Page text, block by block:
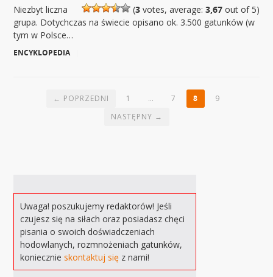
(3votes, average: 3,67out of 5)
Niezbyt liczna
grupa. Dotychczas na świecie opisano ok. 3.500 gatunków (w
tym w Polsce…
ENCYKLOPEDIA
← POPRZEDNI 1 … 7 8
9
NASTĘPNY →
Uwaga! poszukujemy redaktorów! Jeśli
czujesz się na siłach oraz posiadasz chęci
pisania o swoich doświadczeniach
hodowlanych, rozmnożeniach gatunków,
koniecznieskontaktuj się z nami!